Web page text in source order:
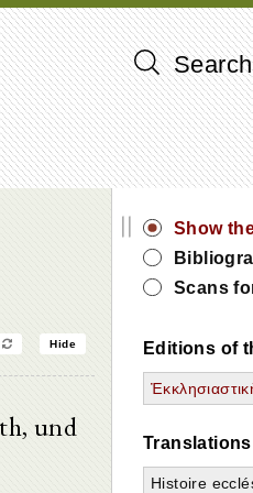
Search
Hide
und
||
Show
Scans
Editions of
Histoire